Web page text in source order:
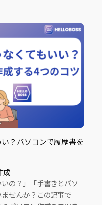
？パソコンで履歴書を
成
の？」「手書きとパソ
せんか？この記事で